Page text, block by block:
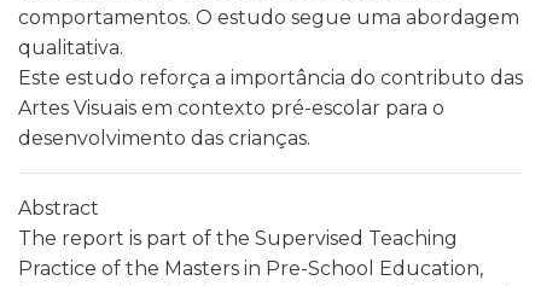
comportamentos. O estudo segue uma abordagem
qualitativa.
Este estudo reforça a importância do contributo das
Artes Visuais em contexto pré-escolar para o
desenvolvimento das crianças.
Abstract
The report is part of the Supervised Teaching
Practice of the Masters in Pre-School Education,